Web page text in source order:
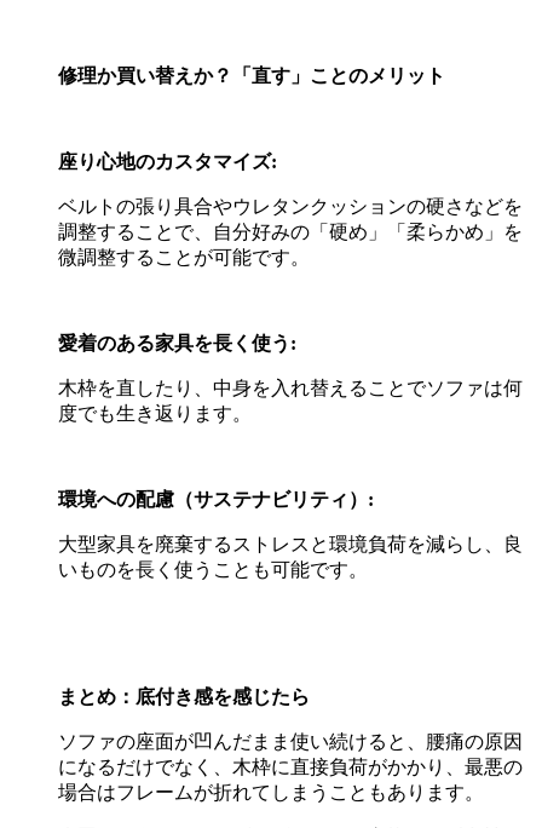
修理か買い替えか？「直す」ことのメリット
座り心地のカスタマイズ:
ベルトの張り具合やウレタンクッションの硬さなどを
調整することで、自分好みの「硬め」「柔らかめ」を
微調整することが可能です。
愛着のある家具を長く使う :
木枠を直したり、中身を入れ替えることでソファは何
度でも生き返ります。
環境への配慮（サステナビリティ） :
大型家具を廃棄するストレスと環境負荷を減らし、良
いものを長く使うことも可能です。
まとめ：底付き感を感じたら
ソファの座面が凹んだまま使い続けると、腰痛の原因
になるだけでなく、木枠に直接負荷がかかり、最悪の
場合はフレームが折れてしまうこともあります。